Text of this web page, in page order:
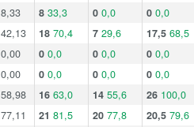
8,33 8 33,3 0 0,0 0 0,0
42,13 18 70,4 7 29,6 17,5 68,5
0,00 0 0,0 0 0,0 0 0,0
0,00 0 0,0 0 0,0 0 0,0
58,98 16 63,0 14 55,6 26 100,0
77,11 21 81,5 20 77,8 20,5 79,6